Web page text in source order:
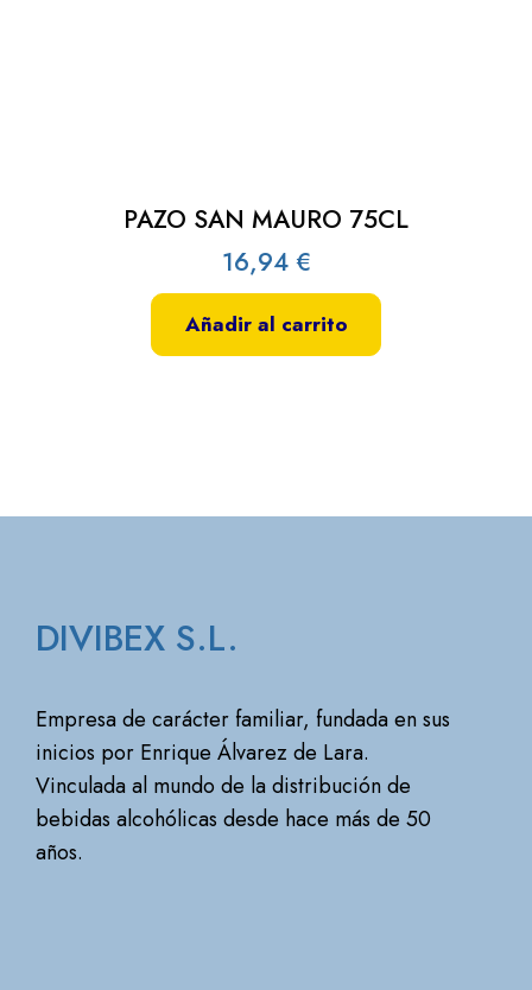
PAZO SAN MAURO 75CL
16,94 €
Añadir al carrito
DIVIBEX S.L.
Empresa de carácter familiar, fundada en sus
inicios por Enrique Álvarez de Lara.
Vinculada al mundo de la distribución de
bebidas alcohólicas desde hace más de 50
años.